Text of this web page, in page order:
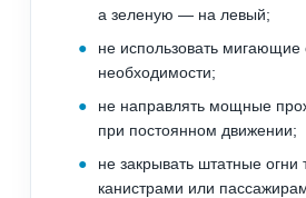
а зеленую — на левый;
не использовать мигающие
необходимости;
не направлять мощные
при постоянном движении;
не закрывать штатные огни
канистрами или